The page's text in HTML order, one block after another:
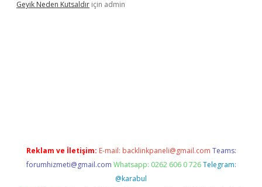
Geyik Neden Kutsaldır için admin
Reklam ve İletişim: E-mail: backlinkpaneli@gmail.com Teams:
forumhizmeti@gmail.com Whatsapp: 0262 606 0 726 Telegram:
@karabul